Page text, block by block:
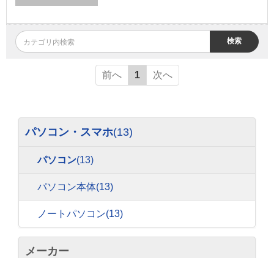
検索
前へ 1 次へ
パソコン・スマホ(13)
パソコン(13)
パソコン本体(13)
ノートパソコン(13)
メーカー